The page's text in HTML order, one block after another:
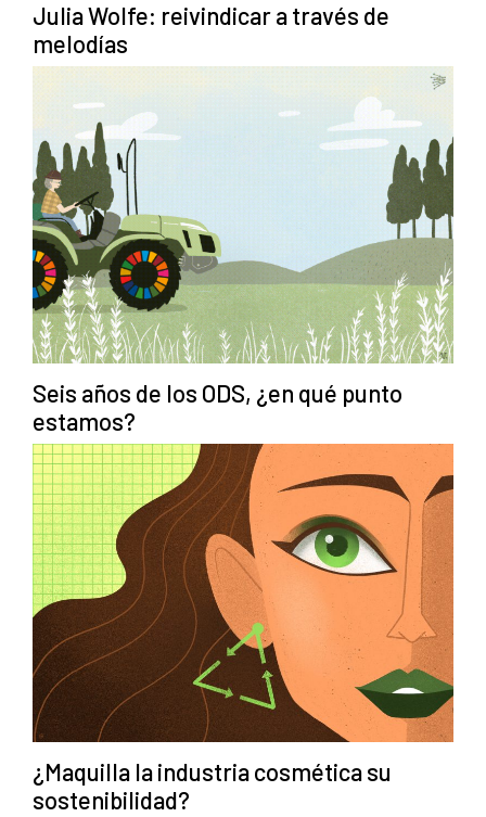
Julia Wolfe: reivindicar a través de
melodías
Seis años de los ODS, ¿en qué punto
estamos?
¿Maquilla la industria cosmética su
sostenibilidad?